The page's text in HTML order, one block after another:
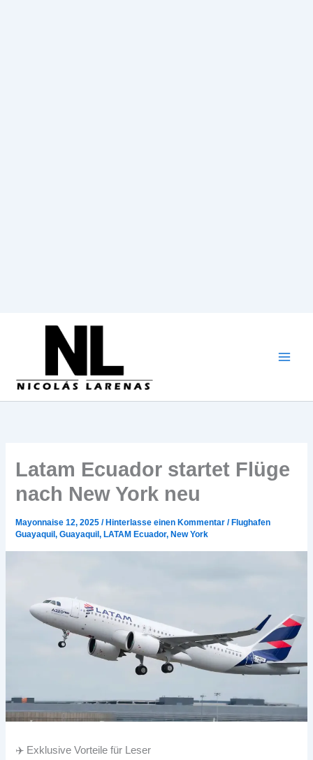
Latam Ecuador startet Flüge
nach New York neu
Mayonnaise 12, 2025/ Hinterlasse einen Kommentar / Flughafen
Guayaquil,Guayaquil, LATAM Ecuador, New York
✈️ Exklusive Vorteile für Leser